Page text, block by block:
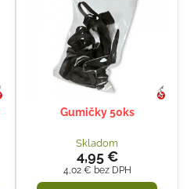
Gumičky 50ks
Skladom
4,95 €
4,02 € bez DPH